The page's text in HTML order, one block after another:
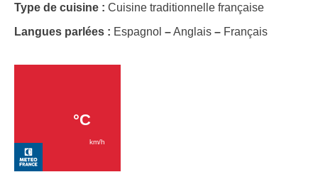
Type de cuisine : Cuisine traditionnelle française
Langues parlées : Espagnol –Anglais – Français